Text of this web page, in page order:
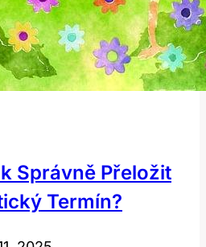
Správně Přeložit
Termín?